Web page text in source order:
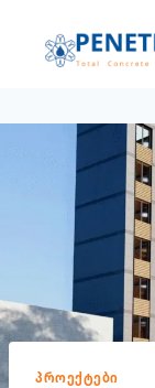
content
ᲞᲠᲝᲔᲥᲢᲔᲑᲘ